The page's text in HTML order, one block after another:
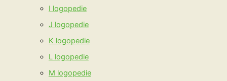
I logopedie
J logopedie
K logopedie
L logopedie
M logopedie